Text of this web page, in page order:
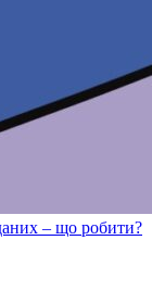
– що робити?